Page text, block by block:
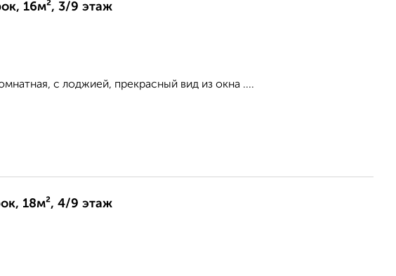
16м², 3/9 этаж
c лоджией, прекрасный вид из окна ....
18м², 4/9 этаж